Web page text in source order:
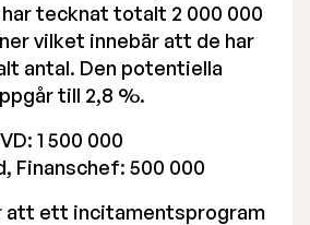
2025
prospekt
TO 1
tecknat totalt 2 000 000
vilket innebär att de har
antal. Den potentiella
till 2,8 %.
1 500 000
Finanschef: 500 000
att ett incitamentsprogram